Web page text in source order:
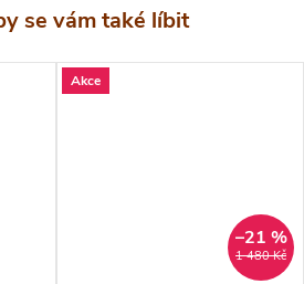
dřevěné stavby, ploty
zdiva a omítek proti prorůstání
pro použití jak v interiéru, tak
povětrnostním vlivům a zaručuje
Akce
1 480 Kč
–21 %